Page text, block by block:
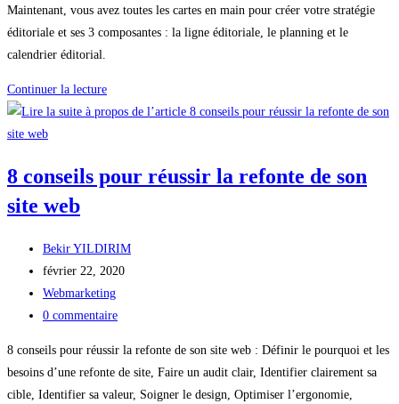
la
publication :
Maintenant, vous avez toutes les cartes en main pour créer votre stratégie
éditoriale et ses 3 composantes : la ligne éditoriale, le planning et le
calendrier éditorial.
Continuer la lectureStratégie
éditoriale
éditoriale
calendrier
éditorial
8 conseils pour réussir la refonte de son
site web
Auteur/autrice
de
la
publication :
Bekir YILDIRIM
Publication
publiée :
février 22, 2020
Post
category:
Webmarketing
Commentaires
la
publication :
0 commentaire
8 conseils pour réussir la refonte de son site web : Définir le pourquoi et les
besoins d’une refonte de site, Faire un audit clair, Identifier clairement sa
cible, Identifier sa valeur, Soigner le design, Optimiser l’ergonomie,